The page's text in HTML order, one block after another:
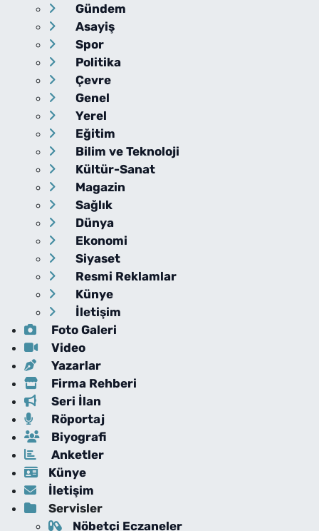
Gündem
Asayiş
Spor
Politika
Çevre
Genel
Yerel
Eğitim
Bilim ve Teknoloji
Kültür-Sanat
Magazin
Sağlık
Dünya
Ekonomi
Siyaset
Resmi Reklamlar
Künye
İletişim
Foto Galeri
Video
Yazarlar
Firma Rehberi
Seri İlan
Röportaj
Biyografi
Anketler
Künye
İletişim
Servisler
Nöbetçi Eczaneler